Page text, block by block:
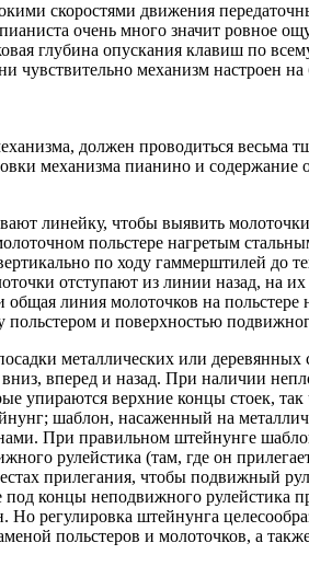
скоростями движения
очень много значит ровное
глубина опускания клавиш по
чувствительно механизм настроен на
должен проводиться весьма
механизма пианино и содержание
линейку, чтобы выявить
польстере нагретым
по ходу гаммерштилей до
отступают из линии назад, на
линия молоточков на польстере
и поверхностью
металлических или деревянных
вперед и назад. При наличии
упираются верхние концы стоек,
шаблон, насаженный на
При правильном штейнунге
рулейстика (там, где он
прилегания, чтобы подвиж­ный
концы неподвижного рулейстика
Но регулировка штейнунга
польстеров и молоточков, а